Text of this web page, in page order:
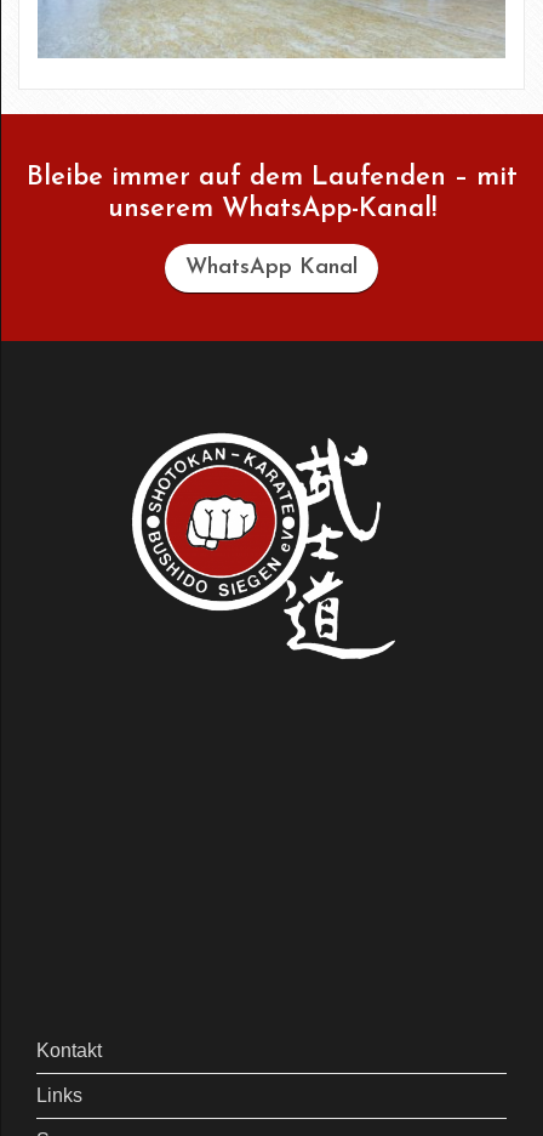
Bleibe immer auf dem Laufenden – mit
unserem WhatsApp-Kanal!
WhatsApp Kanal
Kontakt
Links